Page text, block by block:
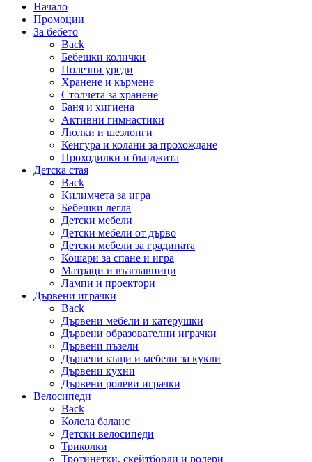
Начало
Промоции
За бебето
Back
Бебешки колички
Полезни уреди
Хранене и кърмене
Столчета за хранене
Баня и хигиена
Активни гимнастики
Люлки и шезлонги
Кенгура и колани за прохождане
Проходилки и бънджита
Детска стая
Back
Килимчета за игра
Бебешки легла
Детски мебели
Детски мебели от дърво
Детски мебели за градината
Кошари за спане и игра
Матраци и възглавници
Лампи и проектори
Дървени играчки
Back
Дървени мебели и катерушки
Дървени образователни играчки
Дървени пъзели
Дървени къщи и мебели за кукли
Дървени кухни
Дървени ролеви играчки
Велосипеди
Back
Колела баланс
Детски велосипеди
Триколки
Тротинетки, скейтборди и ролери